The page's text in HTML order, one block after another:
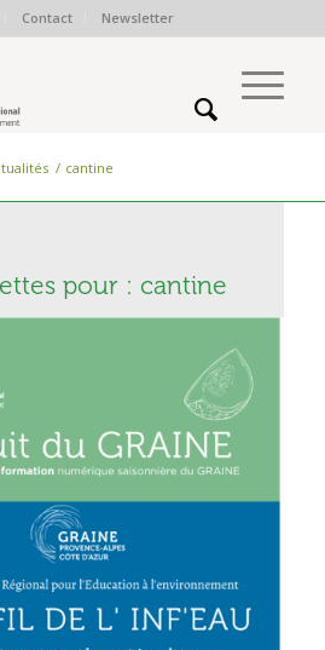
Contact Newsletter
/ cantine
pour : cantine